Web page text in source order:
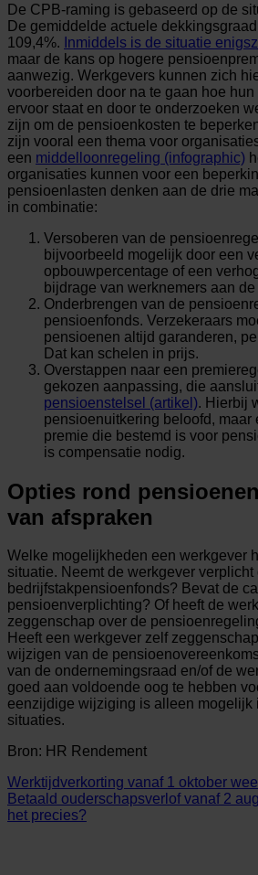
De CPB-raming is gebaseerd op de
De gemiddelde actuele
109,4%. Inmiddels is de situatie
maar de kans op hogere
aanwezig. Werkgevers kunnen zich
voorbereiden door na te gaan hoe
ervoor staat en door te onderzoeken
zijn om de pensioenkosten te
zijn vooral een thema voor
een middelloonregeling (infographic)
organisaties kunnen voor een
pensioenlasten denken aan de drie
in combinatie:
Versoberen van de
bijvoorbeeld mogelijk door een
opbouwpercentage of een
bijdrage van werknemers aan de
Onderbrengen van de
pensioenfonds. Verzekeraars
pensioenen altijd garanderen,
Dat kan schelen in prijs.
Overstappen naar een
gekozen aanpassing, die
pensioenstelsel (artikel). Hierbij
pensioenuitkering beloofd, maar
premie die bestemd is voor
is compensatie nodig.
Opties rond
van afspraken
Welke mogelijkheden een werkgever
situatie. Neemt de werkgever verplicht
bedrijfstakpensioenfonds? Bevat de
pensioenverplichting? Of heeft de
zeggenschap over de
Heeft een werkgever zelf
wijzigen van de
van de ondernemingsraad en/of de
goed aan voldoende oog te hebben
eenzijdige wijziging is alleen mogelijk
situaties.
Bron: HR Rendement
Werktijdverkorting vanaf 1 oktober
Betaald ouderschapsverlof vanaf 2
het precies?